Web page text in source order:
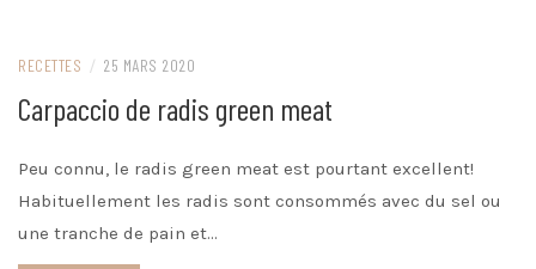
RECETTES / 25 MARS 2020
Carpaccio de radis green meat
Peu connu, le radis green meat est pourtant excellent!
Habituellement les radis sont consommés avec du sel ou
une tranche de pain et…